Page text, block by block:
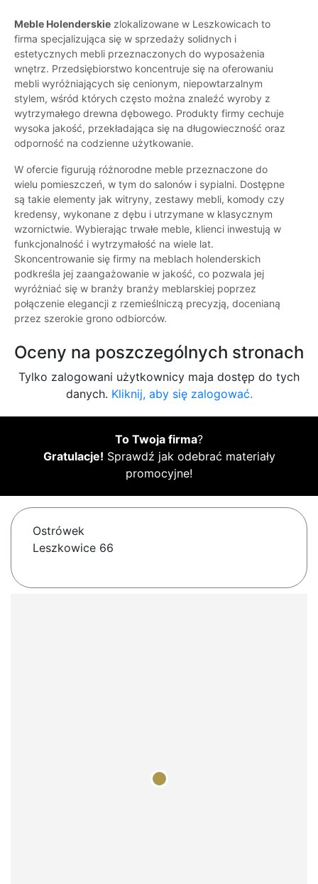
Meble Holenderskie zlokalizowane w Leszkowicach to
firma specjalizująca się w sprzedaży solidnych i
estetycznych mebli przeznaczonych do wyposażenia
wnętrz. Przedsiębiorstwo koncentruje się na oferowaniu
mebli wyróżniających się cenionym, niepowtarzalnym
stylem, wśród których często można znaleźć wyroby z
wytrzymałego drewna dębowego. Produkty firmy cechuje
wysoka jakość, przekładająca się na długowieczność oraz
odporność na codzienne użytkowanie.
W ofercie figurują różnorodne meble przeznaczone do
wielu pomieszczeń, w tym do salonów i sypialni. Dostępne
są takie elementy jak witryny, zestawy mebli, komody czy
kredensy, wykonane z dębu i utrzymane w klasycznym
wzornictwie. Wybierając trwałe meble, klienci inwestują w
funkcjonalność i wytrzymałość na wiele lat.
Skoncentrowanie się firmy na meblach holenderskich
podkreśla jej zaangażowanie w jakość, co pozwala jej
wyróżniać się w branży branży meblarskiej poprzez
połączenie elegancji z rzemieślniczą precyzją, docenianą
przez szerokie grono odbiorców.
Oceny na poszczególnych stronach
Tylko zalogowani użytkownicy maja dostęp do tych
danych. Kliknij, aby się zalogować.
To Twoja firma?
Gratulacje! Sprawdź jak odebrać materiały
promocyjne!
Ostrówek
Leszkowice 66